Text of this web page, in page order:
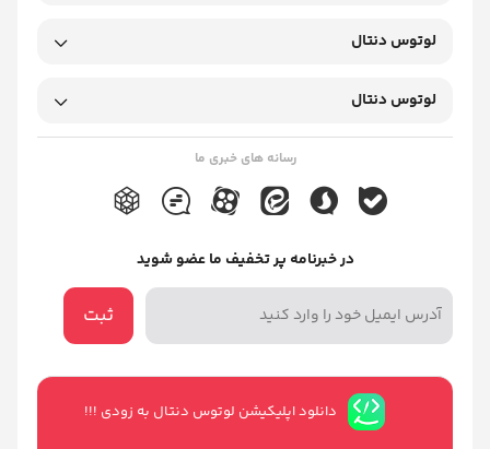
لوتوس دنتال
لوتوس دنتال
رسانه های خبری ما
در خبرنامه پر تخفیف ما عضو شوید
ثبت
دانلود اپلیکیشن لوتوس دنتال به زودی !!!